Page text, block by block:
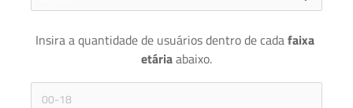
Insira a quantidade de usuários dentro de cada faixa
etária abaixo.